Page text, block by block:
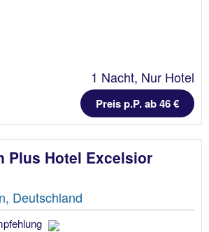
1 Nacht, Nur Hotel
Preis p.P. ab 46 €
Plus Hotel Excelsior
Deutschland